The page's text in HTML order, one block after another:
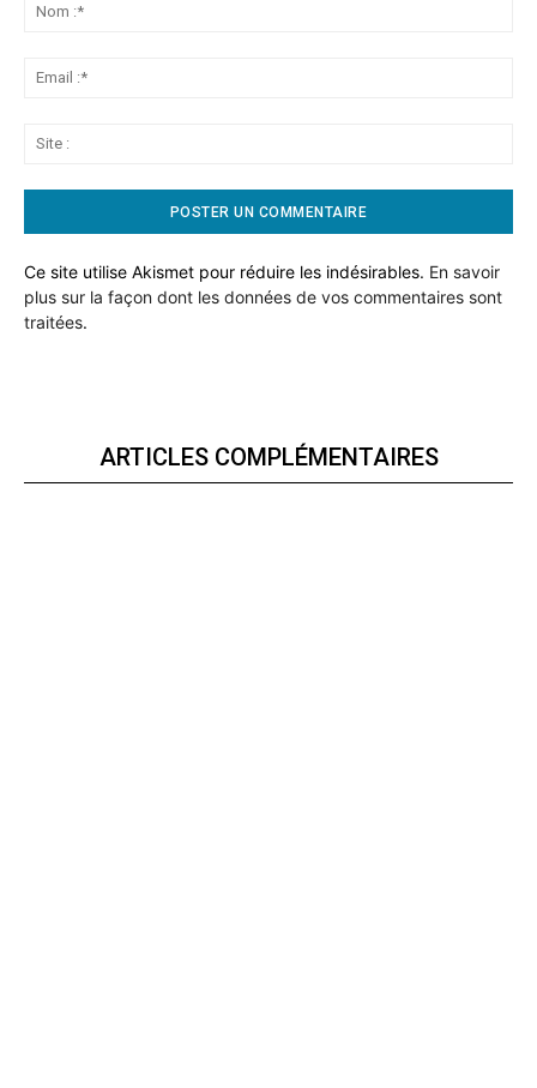
Ce site utilise Akismet pour réduire les indésirables. En savoir
plus sur la façon dont les données de vos commentaires sont
traitées.
ARTICLES COMPLÉMENTAIRES